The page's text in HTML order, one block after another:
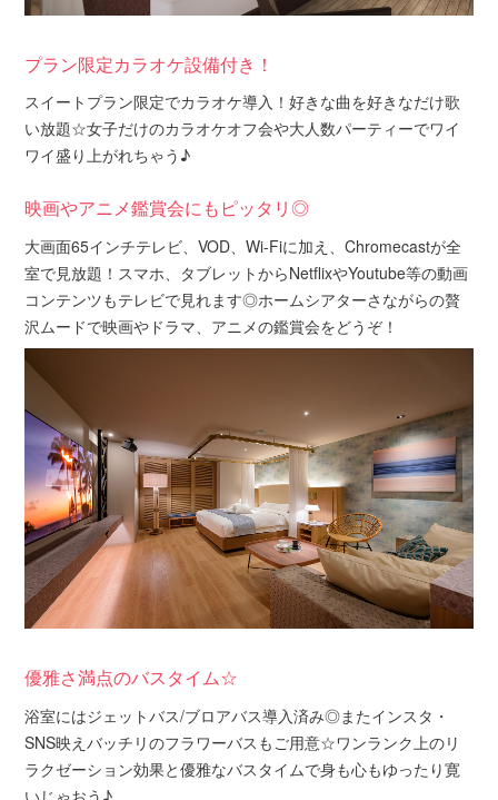
プラン限定カラオケ設備付き！
スイートプラン限定でカラオケ導入！好きな曲を好きなだけ歌
い放題☆女子だけのカラオケオフ会や大人数パーティーでワイ
ワイ盛り上がれちゃう♪
映画やアニメ鑑賞会にもピッタリ◎
大画面65インチテレビ、VOD、Wi-Fiに加え、Chromecastが全
室で見放題！スマホ、タブレットからNetflixやYoutube等の動画
コンテンツもテレビで見れます◎ホームシアターさながらの贅
沢ムードで映画やドラマ、アニメの鑑賞会をどうぞ！
優雅さ満点のバスタイム☆
浴室にはジェットバス/ブロアバス導入済み◎またインスタ・
SNS映えバッチリのフラワーバスもご用意☆ワンランク上のリ
ラクゼーション効果と優雅なバスタイムで身も心もゆったり寛
いじゃおう♪